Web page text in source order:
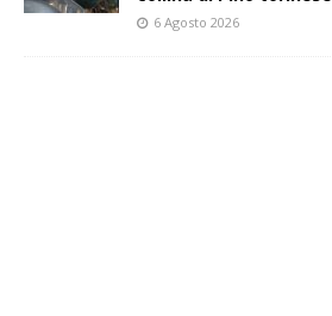
6 Agosto 2026